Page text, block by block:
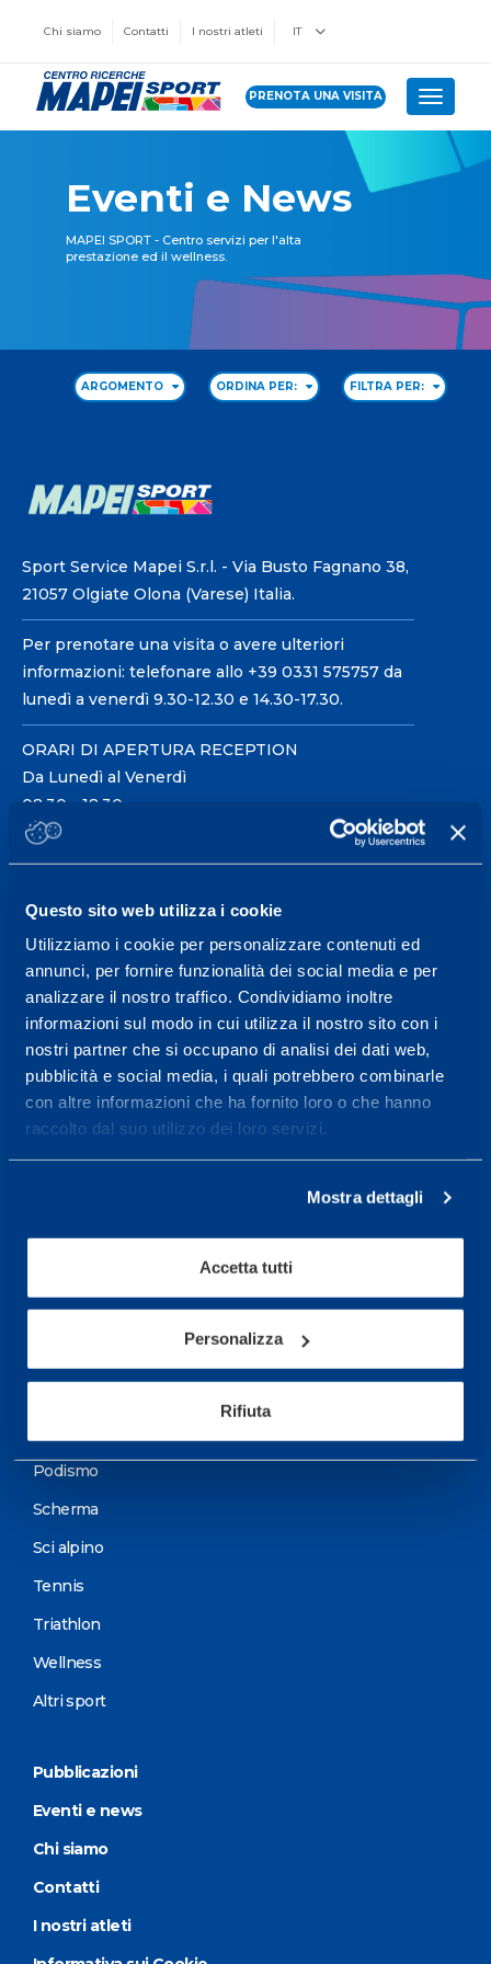
Questo sito web utilizza i cookie
Utilizziamo i cookie per personalizzare contenuti ed
annunci, per fornire funzionalità dei social media e per
analizzare il nostro traffico. Condividiamo inoltre
informazioni sul modo in cui utilizza il nostro sito con i
nostri partner che si occupano di analisi dei dati web,
pubblicità e social media, i quali potrebbero combinarle
con altre informazioni che ha fornito loro o che hanno
raccolto dal suo utilizzo dei loro servizi.
Mostra dettagli
Accetta tutti
Personalizza
Rifiuta
Chi siamo Contatti I nostri atleti IT
PRENOTA UNA VISITA Toggle
Eventi e News
MAPEI SPORT - Centro servizi per l'alta
prestazione ed il wellness.
ARGOMENTO ORDINA PER: FILTRA PER:
Sport Service Mapei S.r.l. - Via Busto Fagnano 38,
21057 Olgiate Olona (Varese) Italia.
Per prenotare una visita o avere ulteriori
informazioni: telefonare allo +39 0331 575757 da
lunedì a venerdì 9.30-12.30 e 14.30-17.30.
ORARI DI APERTURA RECEPTION
Da Lunedì al Venerdì
08.30 - 18.30
Centro servizi per l'alta
prestazione ed il
wellness.
Maggiori informazioni
Servizi
Servizi Medici
Test di valutazione
Podismo
Scherma
Sci alpino
Tennis
Triathlon
Wellness
Altri sport
Pubblicazioni
Eventi e news
Chi siamo
Contatti
I nostri atleti